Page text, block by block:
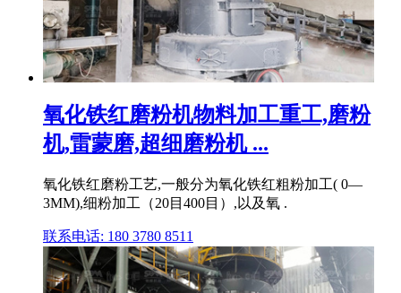
氧化铁红磨粉机物料加工重工,磨粉
机,雷蒙磨,超细磨粉机 ...
氧化铁红磨粉工艺,一般分为氧化铁红粗粉加工( 0—
3MM),细粉加工（20目400目）,以及氧 .
联系电话: 180 3780 8511